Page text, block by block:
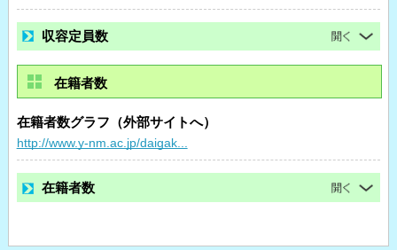
収容定員数
在籍者数
在籍者数グラフ（外部サイトへ）
http://www.y-nm.ac.jp/daigak...
在籍者数